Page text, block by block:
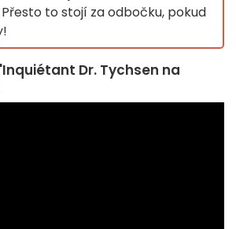
to stojí za odbočku, pokud
Dr. Tychsen na